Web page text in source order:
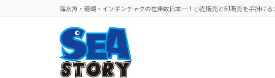
海水魚・珊瑚・イソギンチャクの在庫数日本一！小売販売と卸販売を手掛ける